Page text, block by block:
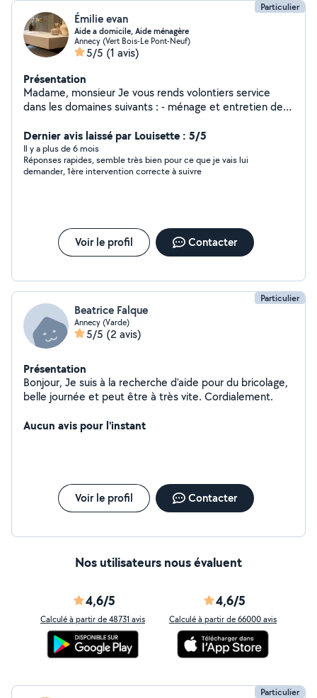
Particulier
Émilie evan
Aide a domicile, Aide ménagère
Annecy (Vert Bois-Le Pont-Neuf)
5/5 (1 avis)
Présentation
Madame, monsieur Je vous rends volontiers service
dans les domaines suivants : - ménage et entretien de
courses - garde de domicile - autres services sur
demande possible Le tout a convenir ensemble. A
bientôt. Cordialement, Emilie
Dernier avis laissé par Louisette : 5/5
Il y a plus de 6 mois
Réponses rapides, semble très bien pour ce que je vais lui
demander, 1ère intervention correcte à suivre
Voir le profil Contacter
Particulier
Beatrice Falque
Annecy (Varde)
5/5 (2 avis)
Présentation
Bonjour, Je suis à la recherche d'aide pour du bricolage,
belle journée et peut être à très vite. Cordialement.
Aucun avis pour l'instant
Voir le profil Contacter
Nos utilisateurs nous évaluent
4,6/5
Calculé à partir de 48731 avis
4,6/5
Calculé à partir de 66000 avis
Particulier